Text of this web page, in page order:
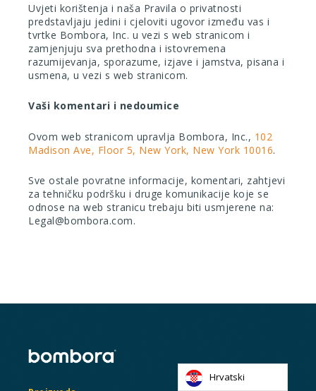
Uvjeti korištenja i naša Pravila o privatnosti
predstavljaju jedini i cjeloviti ugovor između vas i
tvrtke Bombora, Inc. u vezi s web stranicom i
zamjenjuju sva prethodna i istovremena
razumijevanja, sporazume, izjave i jamstva, pisana i
usmena, u vezi s web stranicom.
Vaši komentari i nedoumice
Ovom web stranicom upravlja Bombora, Inc., 102
Madison Ave, Floor 5, New York, New York 10016.
Sve ostale povratne informacije, komentari, zahtjevi
za tehničku podršku i druge komunikacije koje se
odnose na web stranicu trebaju biti usmjerene na:
Legal@bombora.com.
Hrvatski